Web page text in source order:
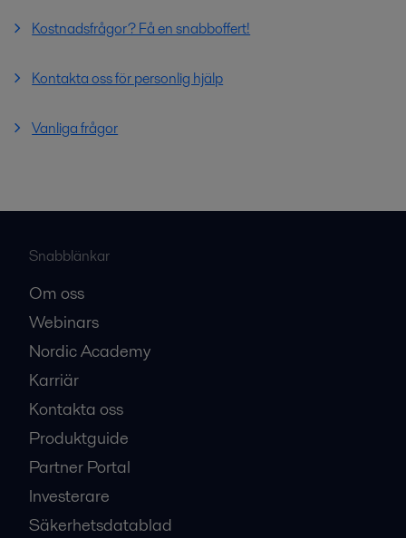
Kostnadsfrågor? Få en snabboffert!
Kontakta oss för personlig hjälp
Vanliga frågor
Snabblänkar
Om oss
Webinars
Nordic Academy
Karriär
Kontakta oss
Produktguide
Partner Portal
Investerare
Säkerhetsdatablad